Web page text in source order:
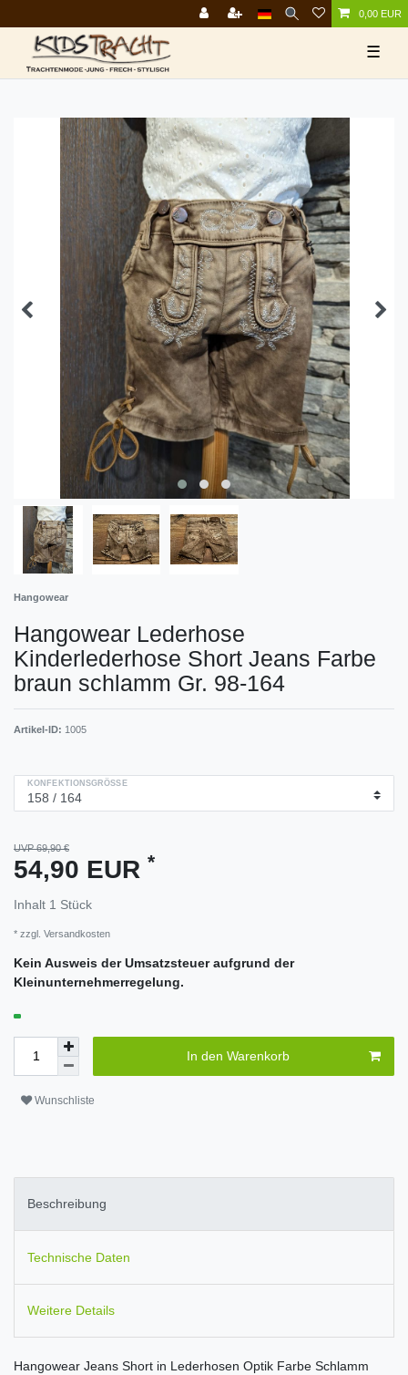
0,00 EUR
☰
Hangowear
Hangowear Lederhose
Kinderlederhose Short Jeans Farbe
braun schlamm Gr. 98-164
Artikel-ID: 1005
KONFEKTIONSGRÖSSE
UVP 69,90 €
54,90 EUR *
Inhalt 1 Stück
* zzgl. Versandkosten
Kein Ausweis der Umsatzsteuer aufgrund der
Kleinunternehmerregelung.
In den Warenkorb
Wunschliste
Beschreibung
Technische Daten
Weitere Details
Hangowear Jeans Short in Lederhosen Optik Farbe Schlamm